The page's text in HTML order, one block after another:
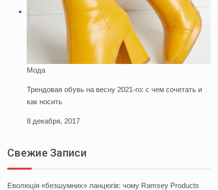
Мода
Трендовая обувь на весну 2021-го: с чем сочетать и
как носить
8 декабря, 2017
Свежие Записи
Еволюція «безшумних» ланцюгів: чому Ramsey Products